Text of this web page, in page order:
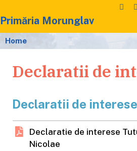
Primăria Morunglav
Home
Declaratii de
Declaratii de
Declaratie de interese
Nicolae